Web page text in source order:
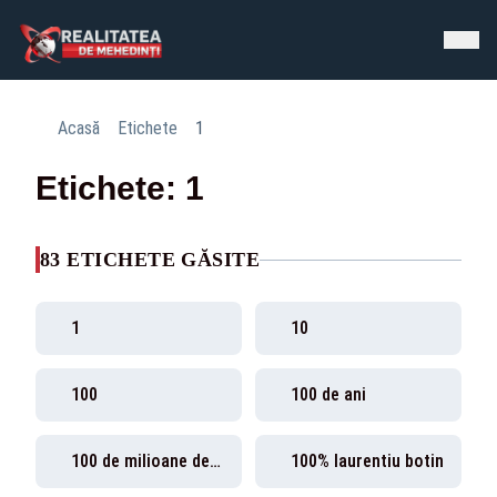
Acasă Etichete 1
Etichete: 1
83 ETICHETE GĂSITE
1 10
100 100 de ani
100 de milioane de euro pentru refugiați din partea UE 100% laurentiu botin